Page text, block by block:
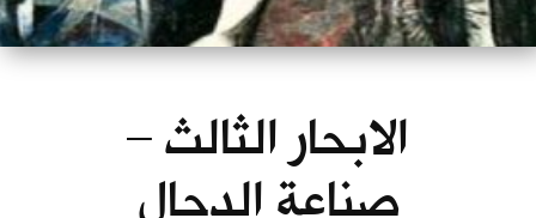
الابحار الثالث –